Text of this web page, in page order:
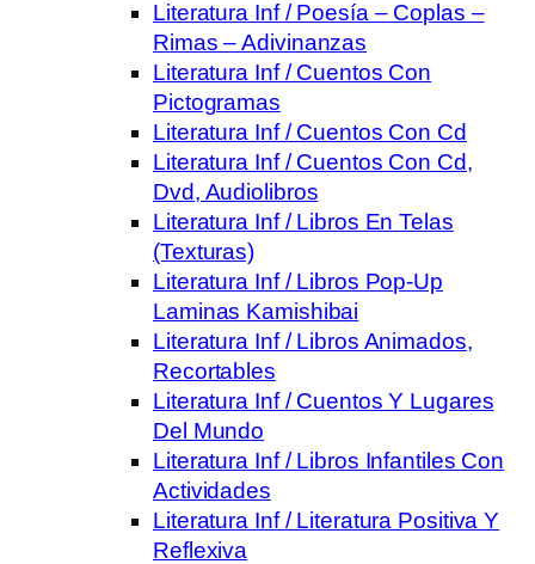
Literatura Inf / Poesía – Coplas –
Rimas – Adivinanzas
Literatura Inf / Cuentos Con
Pictogramas
Literatura Inf / Cuentos Con Cd
Literatura Inf / Cuentos Con Cd,
Dvd, Audiolibros
Literatura Inf / Libros En Telas
(Texturas)
Literatura Inf / Libros Pop-Up
Laminas Kamishibai
Literatura Inf / Libros Animados,
Recortables
Literatura Inf / Cuentos Y Lugares
Del Mundo
Literatura Inf / Libros Infantiles Con
Actividades
Literatura Inf / Literatura Positiva Y
Reflexiva